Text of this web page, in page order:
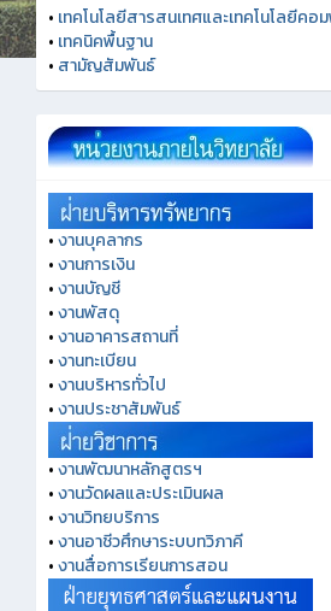
• เทคโนโลยีสารสนเทศและเทคโนโลยีคอ
• เทคนิคพื้นฐาน
• สามัญสัมพันธ์
•งานบุคลากร
•งานการเงิน
•งานบัญชี
•งานพัสดุ
•งานอาคารสถานที่
•งานทะเบียน
•งานบริหารทั่วไป
•งานประชาสัมพันธ์
•งานพัฒนาหลักสูตรฯ
•งานวัดผลและประเมินผล
•งานวิทยบริการ
•งานอาชีวศึกษาระบบทวิภาคี
•งานสื่อการเรียนการสอน